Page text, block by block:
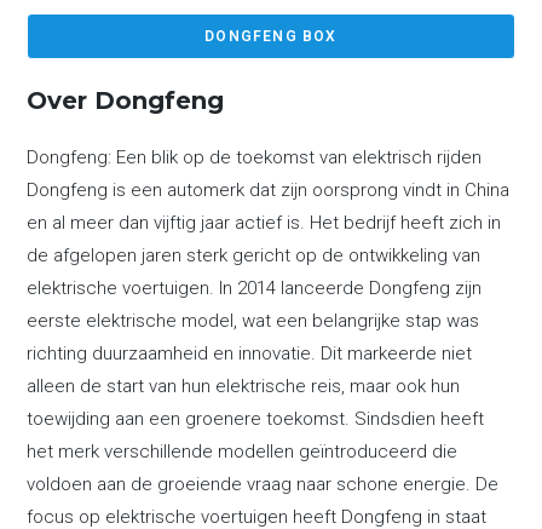
DONGFENG BOX
Over Dongfeng
Dongfeng: Een blik op de toekomst van elektrisch rijden
Dongfeng is een automerk dat zijn oorsprong vindt in China
en al meer dan vijftig jaar actief is. Het bedrijf heeft zich in
de afgelopen jaren sterk gericht op de ontwikkeling van
elektrische voertuigen. In 2014 lanceerde Dongfeng zijn
eerste elektrische model, wat een belangrijke stap was
richting duurzaamheid en innovatie. Dit markeerde niet
alleen de start van hun elektrische reis, maar ook hun
toewijding aan een groenere toekomst. Sindsdien heeft
het merk verschillende modellen geïntroduceerd die
voldoen aan de groeiende vraag naar schone energie. De
focus op elektrische voertuigen heeft Dongfeng in staat